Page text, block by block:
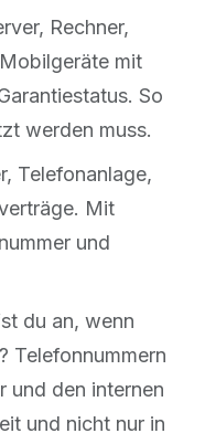
Rechner,
mit
So
werden muss.
Telefonanlage,
Mit
und
du an, wenn
Telefonnummern
und den internen
und nicht nur in